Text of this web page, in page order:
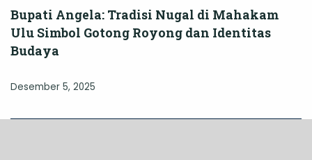
Bupati Angela: Tradisi Nugal di Mahakam
Ulu Simbol Gotong Royong dan Identitas
Budaya
Desember 5, 2025